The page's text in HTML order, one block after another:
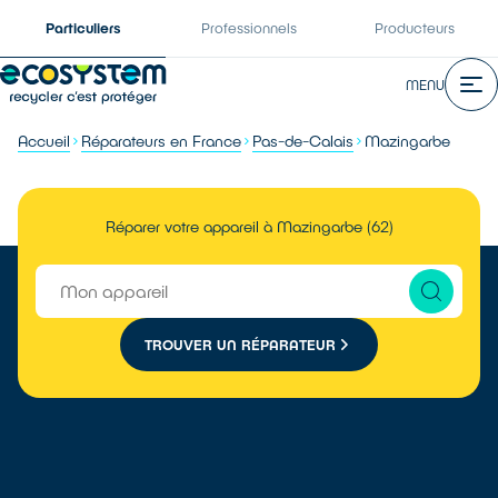
Particuliers Professionnels Producteurs
MENU
Accueil Réparateurs en France Pas-de-Calais Mazingarbe
Réparer votre appareil à Mazingarbe (62)
TROUVER UN RÉPARATEUR